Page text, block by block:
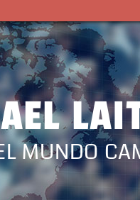
MUNDO